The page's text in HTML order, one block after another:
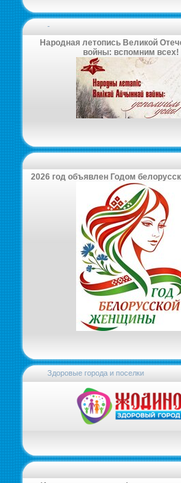
-
Народная летопись Великой
войны: вспомним всех!
2026 год объявлен Годом
Здоровые города и поселки